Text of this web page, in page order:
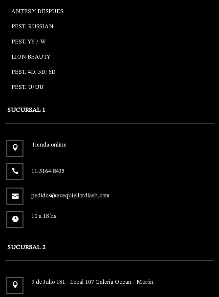
ANTES Y DESPUES
PEST. RUSSIAN
PEST. YY / W
LION BEAUTY
PEST. 4D; 5D; 6D
PEST. U/UU
SUCURSAL 1
Tienda online
11-3164-8435
pedidos@ezequiellordlash.com
10 a 18 hs.
SUCURSAL 2
9 de Julio 181 - Local 107 Galería Ocean - Morón